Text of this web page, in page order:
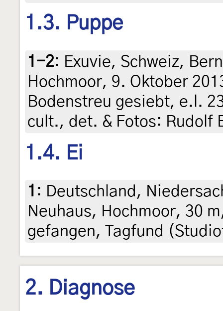
1.3. Puppe
1-2: Exuvie, Schweiz,
Hochmoor, 9. Oktober
Bodenstreu gesiebt, e.l.
cult., det. & Fotos: Rudolf
1.4. Ei
1 : Deutschland,
Neuhaus, Hochmoor, 30
gefangen, Tagfund
2. Diagnose